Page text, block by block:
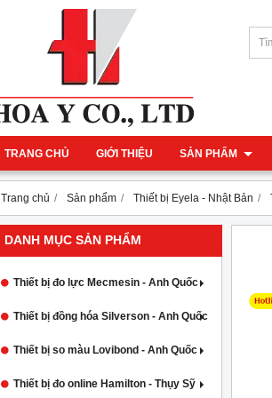
TRANG CHỦ GIỚI THIỆU SẢN PHẨM
Trang chủ Sản phẩm Thiết bị Eyela - Nhật Bản
DANH MỤC SẢN PHẨM
Thiết bị đo lực Mecmesin - Anh Quốc
Thiết bị đồng hóa Silverson - Anh Quốc
Thiết bị so màu Lovibond - Anh Quốc
Thiết bị đo online Hamilton - Thụy Sỹ